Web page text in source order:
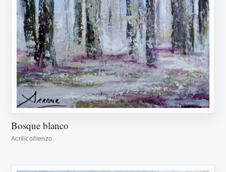
Bosque blanco
Acrílico/lienzo